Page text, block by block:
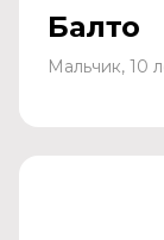
Балто
Мальчик, 10